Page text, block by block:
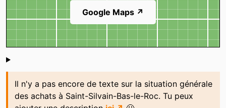
Google Maps ↗
Shoutbox
Il n'y a pas encore de texte sur la situation générale
des achats à Saint-Silvain-Bas-le-Roc. Tu peux